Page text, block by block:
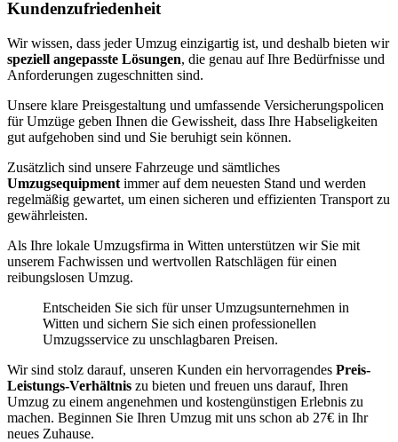
Kundenzufriedenheit
Wir wissen, dass jeder Umzug einzigartig ist, und deshalb bieten wir
speziell angepasste Lösungen, die genau auf Ihre Bedürfnisse und
Anforderungen zugeschnitten sind.
Unsere klare Preisgestaltung und umfassende Versicherungspolicen
für Umzüge geben Ihnen die Gewissheit, dass Ihre Habseligkeiten
gut aufgehoben sind und Sie beruhigt sein können.
Zusätzlich sind unsere Fahrzeuge und sämtliches
Umzugsequipment immer auf dem neuesten Stand und werden
regelmäßig gewartet, um einen sicheren und effizienten Transport zu
gewährleisten.
Als Ihre lokale Umzugsfirma in Witten unterstützen wir Sie mit
unserem Fachwissen und wertvollen Ratschlägen für einen
reibungslosen Umzug.
Entscheiden Sie sich für unser Umzugsunternehmen in
Witten und sichern Sie sich einen professionellen
Umzugsservice zu unschlagbaren Preisen.
Wir sind stolz darauf, unseren Kunden ein hervorragendes Preis-
Leistungs-Verhältnis zu bieten und freuen uns darauf, Ihren
Umzug zu einem angenehmen und kostengünstigen Erlebnis zu
machen. Beginnen Sie Ihren Umzug mit uns schon ab 27€ in Ihr
neues Zuhause.